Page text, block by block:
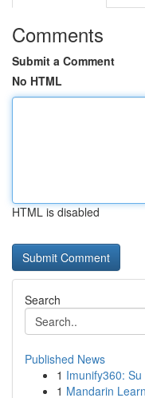
Comments
Submit a Comment
No HTML
HTML is disabled
Search
Published News
1 Imunify360:
1 Mandarin